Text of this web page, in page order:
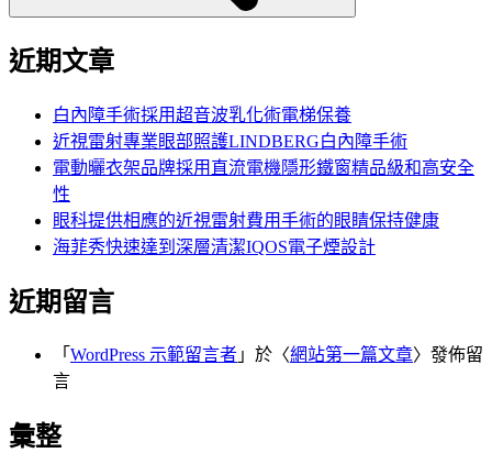
近期文章
白內障手術採用超音波乳化術電梯保養
近視雷射專業眼部照護LINDBERG白內障手術
電動曬衣架品牌採用直流電機隱形鐵窗精品級和高安全
性
眼科提供相應的近視雷射費用手術的眼睛保持健康
海菲秀快速達到深層清潔IQOS電子煙設計
近期留言
「 WordPress 示範留言者 」於〈網站第一篇文章〉發佈留
言
彙整